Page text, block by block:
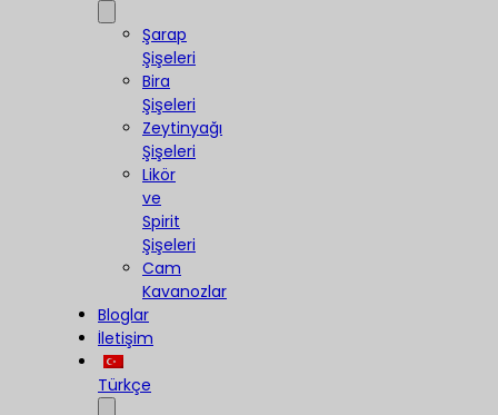
Şarap
Şişeleri
Bira
Şişeleri
Zeytinyağı
Şişeleri
Likör
ve
Spirit
Şişeleri
Cam
Kavanozlar
Bloglar
İletişim
Türkçe